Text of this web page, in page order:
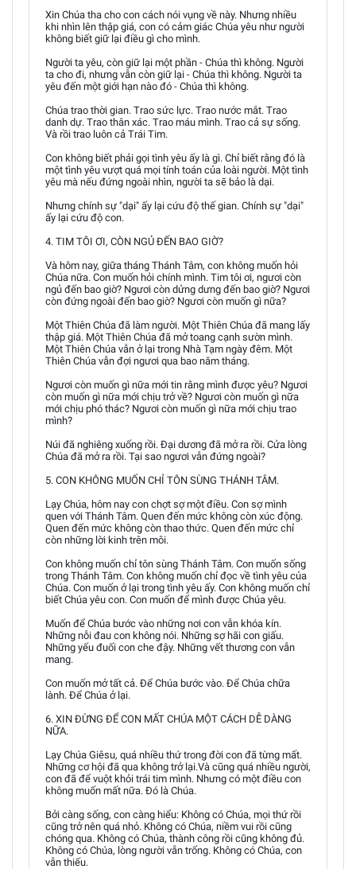
Xin Chúa tha cho con cách nói vụng về này. Nhưng nhiều
khi nhìn lên thập giá, con có cảm giác Chúa yêu như người
không biết giữ lại điều gì cho mình.
Người ta yêu, còn giữ lại một phần - Chúa thì không. Người
ta cho đi, nhưng vẫn còn giữ lại - Chúa thì không. Người ta
yêu đến một giới hạn nào đó - Chúa thì không.
Chúa trao thời gian. Trao sức lực. Trao nước mắt. Trao
danh dự. Trao thân xác. Trao máu mình. Trao cả sự sống.
Và rồi trao luôn cả Trái Tim.
Con không biết phải gọi tình yêu ấy là gì. Chỉ biết rằng đó là
một tình yêu vượt quá mọi tính toán của loài người. Một tình
yêu mà nếu đứng ngoài nhìn, người ta sẽ bảo là dại.
Nhưng chính sự "dại" ấy lại cứu độ thế gian. Chính sự "dại"
ấy lại cứu độ con.
4. TIM TÔI ƠI, CÒN NGỦ ĐẾN BAO GIỜ?
Và hôm nay, giữa tháng Thánh Tâm, con không muốn hỏi
Chúa nữa. Con muốn hỏi chính mình. Tim tôi ơi, ngươi còn
ngủ đến bao giờ? Ngươi còn dửng dưng đến bao giờ? Ngươi
còn đứng ngoài đến bao giờ? Ngươi còn muốn gì nữa?
Một Thiên Chúa đã làm người. Một Thiên Chúa đã mang lấy
thập giá. Một Thiên Chúa đã mở toang cạnh sườn mình.
Một Thiên Chúa vẫn ở lại trong Nhà Tạm ngày đêm. Một
Thiên Chúa vẫn đợi ngươi qua bao năm tháng.
Ngươi còn muốn gì nữa mới tin rằng mình được yêu? Ngươi
còn muốn gì nữa mới chịu trở về? Ngươi còn muốn gì nữa
mới chịu phó thác? Ngươi còn muốn gì nữa mới chịu trao
mình?
Núi đã nghiêng xuống rồi. Đại dương đã mở ra rồi. Cửa lòng
Chúa đã mở ra rồi. Tại sao ngươi vẫn đứng ngoài?
5. CON KHÔNG MUỐN CHỈ TÔN SÙNG THÁNH TÂM.
Lạy Chúa, hôm nay con chợt sợ một điều. Con sợ mình
quen với Thánh Tâm. Quen đến mức không còn xúc động.
Quen đến mức không còn thao thức. Quen đến mức chỉ
còn những lời kinh trên môi.
Con không muốn chỉ tôn sùng Thánh Tâm. Con muốn sống
trong Thánh Tâm. Con không muốn chỉ đọc về tình yêu của
Chúa. Con muốn ở lại trong tình yêu ấy. Con không muốn chỉ
biết Chúa yêu con. Con muốn để mình được Chúa yêu.
Muốn để Chúa bước vào những nơi con vẫn khóa kín.
Những nỗi đau con không nói. Những sợ hãi con giấu.
Những yếu đuối con che đậy. Những vết thương con vẫn
mang.
Con muốn mở tất cả. Để Chúa bước vào. Để Chúa chữa
lành. Để Chúa ở lại.
6. XIN ĐỪNG ĐỂ CON MẤT CHÚA MỘT CÁCH DỄ DÀNG
NỮA.
Lạy Chúa Giêsu, quá nhiều thứ trong đời con đã từng mất.
Những cơ hội đã qua không trở lại.Và cũng quá nhiều người,
con đã để vuột khỏi trái tim mình. Nhưng có một điều con
không muốn mất nữa. Đó là Chúa.
Bởi càng sống, con càng hiểu: Không có Chúa, mọi thứ rồi
cũng trở nên quá nhỏ. Không có Chúa, niềm vui rồi cũng
chóng qua. Không có Chúa, thành công rồi cũng không đủ.
Không có Chúa, lòng người vẫn trống. Không có Chúa, con
vẫn thiếu.